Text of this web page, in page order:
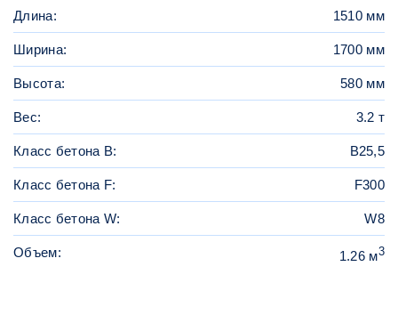
Длина: 1510 мм
Ширина: 1700 мм
Высота: 580 мм
Вес: 3.2 т
Класс бетона B: B25,5
Класс бетона F: F300
Класс бетона W: W8
Объем: 1.26 м3